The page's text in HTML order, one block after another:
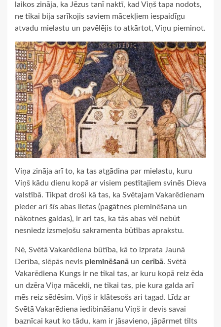
laikos zināja, ka Jēzus tanī naktī, kad Viņš tapa nodots,
ne tikai bija sarīkojis saviem mācekļiem iespaidīgu
atvadu mielastu un pavēlējis to atkārtot, Viņu pieminot.
Viņa zināja arī to, ka tas atgādina par mielastu, kuru
Viņš kādu dienu kopā ar visiem pestītajiem svinēs Dieva
valstībā. Tikpat droši kā tas, ka Svētajam Vakarēdienam
pieder arī šīs abas lietas (pagātnes pieminēšana un
nākotnes gaidas), ir ari tas, ka tās abas vēl nebūt
nesniedz izsmeļošu sakramenta būtības aprakstu.
Nē, Svētā Vakarēdiena būtība, kā to izprata Jaunā
Derība, slēpās nevis pieminēšanā un cerībā. Svētā
Vakarēdiena Kungs ir ne tikai tas, ar kuru kopā reiz ēda
un dzēra Viņa mācekli, ne tikai tas, pie kura galda arī
mēs reiz sēdēsim. Viņš ir klātesošs ari tagad. Līdz ar
Svētā Vakarēdiena iedibināšanu Viņš ir devis savai
baznīcai kaut ko tādu, kam ir jāsavieno, jāpārmet tilts